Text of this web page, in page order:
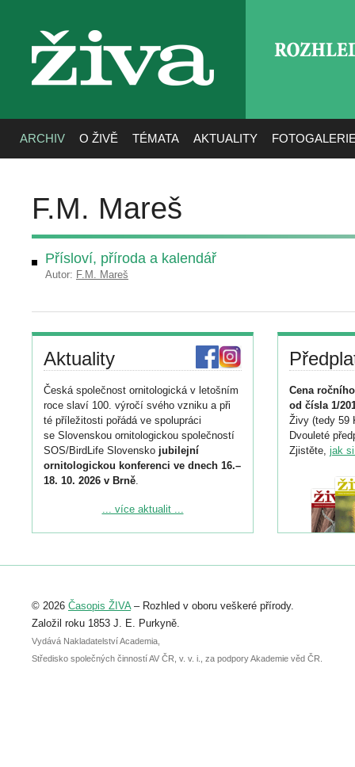
živa
ARCHIV O ŽIVĚ TÉMATA AKTUALITY
F.M. Mareš
Přísloví, příroda a kalendář
Autor: F.M. Mareš
Aktuality
Česká společnost ornitologická v letošním
roce slaví 100. výročí svého vzniku a při
té příležitosti pořádá ve spolupráci
se Slovenskou ornitologickou společností
SOS/BirdLife Slovensko jubilejní
ornitologickou konferenci ve dnech 16.–
18. 10. 2026 v Brně.
Podrobnější informace ke konferenci
Registrovat se můžete do 6. září.
abstraktu přihlášené přednášky nebo
posteru je už 30. června.
... více aktualit ...
Cena
od čísla 1/
Živy (tedy 59
Dvouleté
Zjistěte, jak
© 2026 Časopis ŽIVA– Rozhled v oboru veškeré přírody.
Založil roku 1853 J. E. Purkyně.
Vydává Nakladatelství Academia,
Středisko společných činností AV ČR, v. v. i., za podpory Akademie věd ČR.